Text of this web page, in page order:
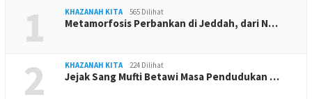
1 KHAZANAH KITA 565 Dilihat
Metamorfosis Perbankan di Jeddah, dari N…
2 KHAZANAH KITA 224 Dilihat
Jejak Sang Mufti Betawi Masa Pendudukan …